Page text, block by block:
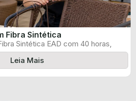
Fibra Sintética
Sintética EAD com 40 horas,
...
Leia Mais